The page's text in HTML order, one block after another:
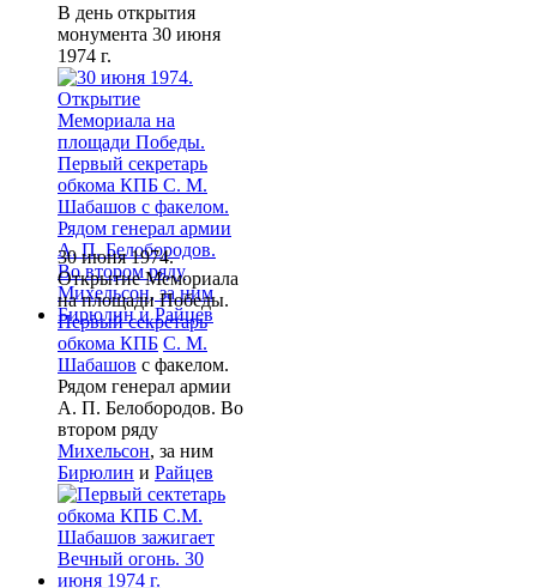
В день открытия
монумента 30 июня
1974 г.
30 июня 1974.
Открытие Мемориала
на площади Победы.
Первый секретарь
обкома КПБ С. М.
Шабашов с факелом.
Рядом генерал армии
А. П. Белобородов. Во
втором ряду
Михельсон, за ним
Бирюлин и Райцев